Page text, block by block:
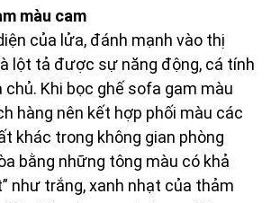
màu cam
của lửa, đánh mạnh vào thị
lột tả được sự năng động, cá tính
chủ. Khi bọc ghế sofa gam màu
hàng nên kết hợp phối màu các
khác trong không gian phòng
bằng những tông màu có khả
như trắng, xanh nhạt của thảm